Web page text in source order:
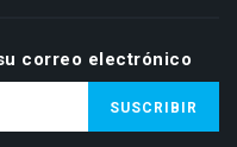
correo electrónico